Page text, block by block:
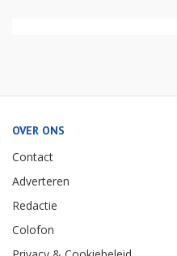
OVER ONS
Contact
Adverteren
Redactie
Colofon